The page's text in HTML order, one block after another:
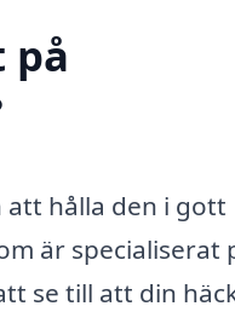
på
att hålla den i gott
är specialiserat
se till att din